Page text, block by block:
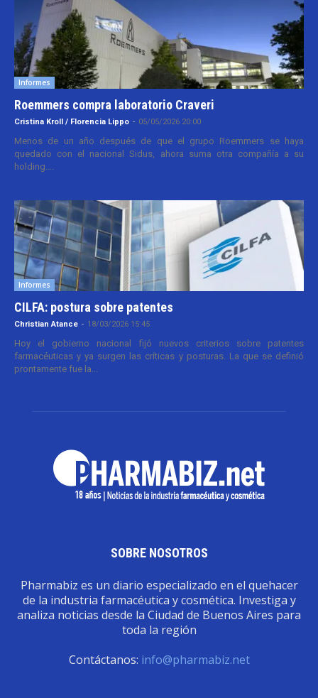
Informes
Roemmers compra laboratorio Craveri
Cristina Kroll / Florencia Lippo - 05/05/2026 20:00
Menos de un año después de que el grupo Roemmers se haya
quedado con el nacional Sidus, ahora suma otra compañía a su
holding....
Informes
CILFA: postura sobre patentes
Christian Atance - 18/03/2026 15:45
Hoy el gobierno nacional fijó nuevos criterios sobre patentes
farmacéuticas y ya surgen las críticas y posturas. La que se definió
prontamente fue la...
SOBRE NOSOTROS
Pharmabiz es un diario especializado en el quehacer
de la industria farmacéutica y cosmética. Investiga y
analiza noticias desde la Ciudad de Buenos Aires para
toda la región
Contáctanos: info@pharmabiz.net